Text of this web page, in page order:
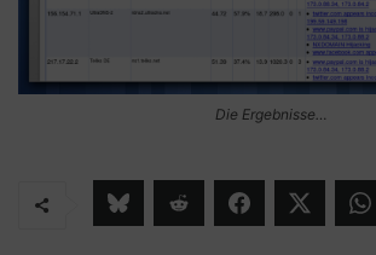
Die Ergebnisse…